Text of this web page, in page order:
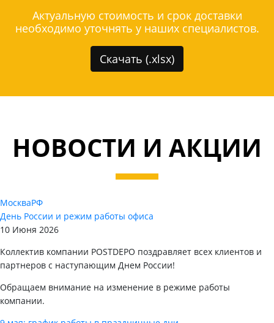
Актуальную стоимость и срок доставки
необходимо уточнять у наших специалистов.
Скачать (.xlsx)
НОВОСТИ И АКЦИИ
МоскваРФ
День России и режим работы офиса
10 Июня 2026
Коллектив компании POSTDEPO поздравляет всех клиентов и
партнеров с наступающим Днем России!
Обращаем внимание на изменение в режиме работы
компании.